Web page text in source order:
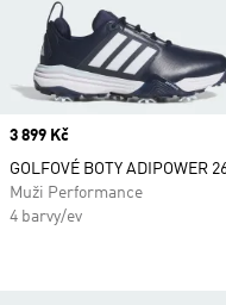
Price
3 899 Kč
GOLFOVÉ BOTY ADIPOWER
Muži Performance
4 barvy/ev